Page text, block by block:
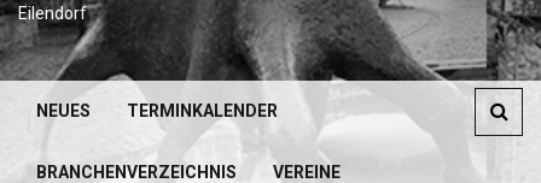
Eilendorf
NEUES TERMINKALENDER
BRANCHENVERZEICHNIS VEREINE